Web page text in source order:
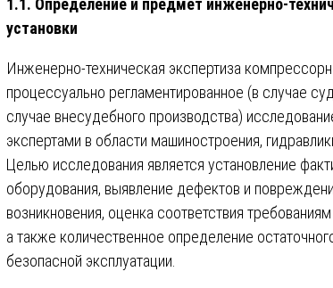
установки
Инженерно-техническая экспертиза
процессуально регламентированное (в случае
случае внесудебного производства)
экспертами в области машиностроения,
Целью исследования является установление
оборудования, выявление дефектов и
возникновения, оценка соответствия
а также количественное определение
безопасной эксплуатации.